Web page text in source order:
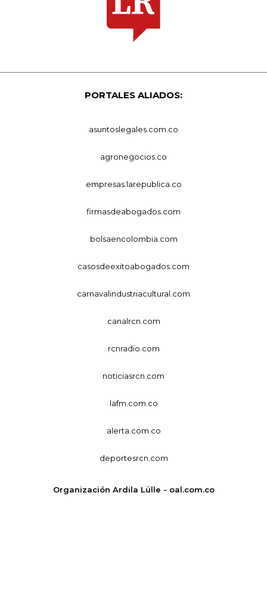
PORTALES ALIADOS:
asuntoslegales.com.co
agronegocios.co
empresas.larepublica.co
firmasdeabogados.com
bolsaencolombia.com
casosdeexitoabogados.com
carnavalindustriacultural.com
canalrcn.com
rcnradio.com
noticiasrcn.com
lafm.com.co
alerta.com.co
deportesrcn.com
Organización Ardila Lülle - oal.com.co